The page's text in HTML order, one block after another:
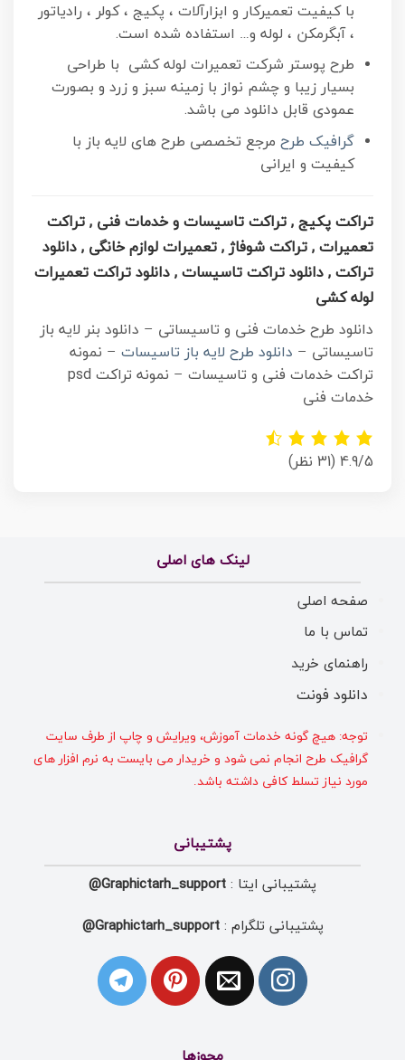
با کیفیت تعمیرکار و ابزارآلات ، پکیج ، کولر ، رادیاتور
، آبگرمکن ، لوله و… استفاده شده است.
طرح پوستر شرکت تعمیرات لوله کشی با طراحی
بسیار زیبا و چشم نواز با زمینه سبز و زرد و بصورت
عمودی قابل دانلود می باشد.
گرافیک طرحمرجع تخصصی طرح های لایه باز با
کیفیت و ایرانی
تراکت پکیج , تراکت تاسیسات و خدمات فنی , تراکت
تعمیرات , تراکت شوفاژ , تعمیرات لوازم خانگی , دانلود
تراکت , دانلود تراکت تاسیسات , دانلود تراکت تعمیرات
لوله کشی
دانلود طرح خدمات فنی و تاسیساتی – دانلود بنر لایه باز
تاسیساتی – دانلود طرح لایه باز تاسیسات – نمونه
تراکت خدمات فنی و تاسیسات – نمونه تراکت psd
خدمات فنی
4.9/5 (31 نظر)
لینک های اصلی
صفحه اصلی
تماس با ما
راهنمای خرید
دانلود فونت
توجه: هیچ گونه خدمات آموزش، ویرایش و چاپ از طرف سایت
گرافیک طرح انجام نمی شود و خریدار می بایست به نرم افزار های
مورد نیاز تسلط کافی داشته باشد.
پشتیبانی
پشتیبانی ایتا : Graphictarh_support@
پشتیبانی تلگرام :Graphictarh_support@